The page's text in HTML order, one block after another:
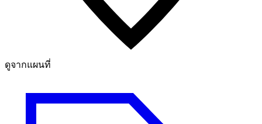
ดูจากแผนที่